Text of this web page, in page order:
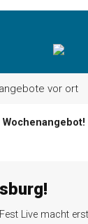
angebote vor ort
Angebot
Ihrer Region!
Live macht